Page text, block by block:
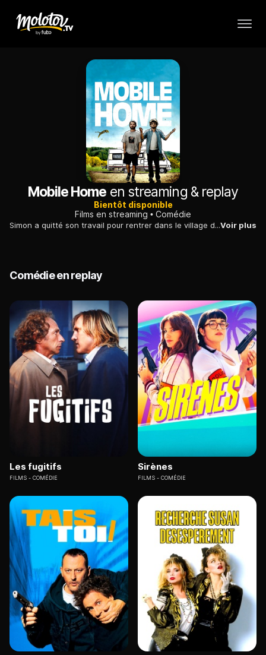
Mobile Home en streaming & replay
Bientôt disponible
Films en streaming
Comédie
Simon a quitté son travail pour rentrer dans le village de ses parents retraités. Il y retrouve Julien, son copain d'enfance. Ensemble, ils vont réaliser leur rêve de partir sur les routes…Voir plus
Comédie en replay
Les fugitifs
FILMS COMÉDIE
Sirènes
FILMS COMÉDIE